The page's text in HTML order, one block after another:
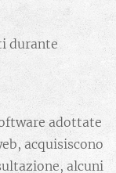
durante
adottate
acquisiscono
alcuni